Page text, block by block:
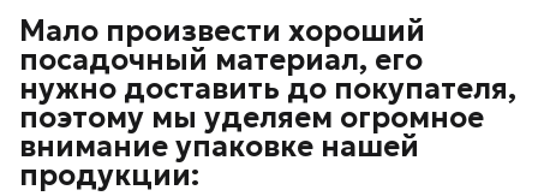
Мало произвести хороший
посадочный материал, его
нужно доставить до покупателя,
поэтому мы уделяем огромное
внимание упаковке нашей
продукции: